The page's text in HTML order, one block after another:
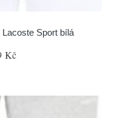
Sport bílá
Kč